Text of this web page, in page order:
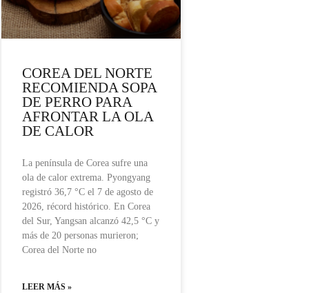
COREA DEL NORTE
RECOMIENDA SOPA
DE PERRO PARA
AFRONTAR LA OLA
DE CALOR
La península de Corea sufre una
ola de calor extrema. Pyongyang
registró 36,7 °C el 7 de agosto de
2026, récord histórico. En Corea
del Sur, Yangsan alcanzó 42,5 °C y
más de 20 personas murieron;
Corea del Norte no
LEER MÁS »